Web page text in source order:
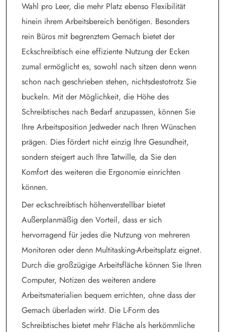
Wahl pro Leer, die mehr Platz ebenso Flexibilität
hinein ihrem Arbeitsbereich benötigen. Besonders
rein Büros mit begrenztem Gemach bietet der
Eckschreibtisch eine effiziente Nutzung der Ecken
zumal ermöglicht es, sowohl nach sitzen denn wenn
schon nach geschrieben stehen, nichtsdestotrotz Sie
buckeln. Mit der Möglichkeit, die Höhe des
Schreibtisches nach Bedarf anzupassen, können Sie
Ihre Arbeitsposition Jedweder nach Ihren Wünschen
prägen. Dies fördert nicht einzig Ihre Gesundheit,
sondern steigert auch Ihre Tatwille, da Sie den
Komfort des weiteren die Ergonomie einrichten
können.
Der eckschreibtisch höhenverstellbar bietet
Außerplanmäßig den Vorteil, dass er sich
hervorragend für jedes die Nutzung von mehreren
Monitoren oder denn Multitasking-Arbeitsplatz eignet.
Durch die großzügige Arbeitsfläche können Sie Ihren
Computer, Notizen des weiteren andere
Arbeitsmaterialien bequem errichten, ohne dass der
Gemach überladen wirkt. Die L-Form des
Schreibtisches bietet mehr Fläche als herkömmliche